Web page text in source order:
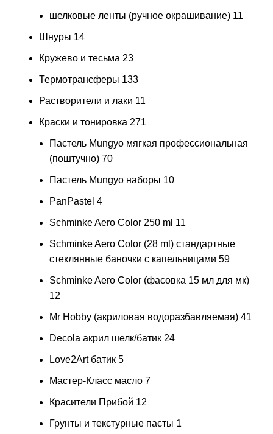
шелковые ленты (ручное окрашивание) 11
Шнуры 14
Кружево и тесьма 23
Термотрансферы 133
Растворители и лаки 11
Краски и тонировка 271
Пастель Mungyo мягкая профессиональная
(поштучно) 70
Пастель Mungyo наборы 10
PanPastel 4
Schminke Aero Color 250 ml 11
Schminke Aero Color (28 ml) стандартные
стеклянные баночки с капельницами 59
Schminke Aero Color (фасовка 15 мл для мк)
12
Mr Hobby (акриловая водоразбавляемая) 41
Decola акрил шелк/батик 24
Love2Art батик 5
Мастер-Класс масло 7
Красители Прибой 12
Грунты и текстурные пасты 1